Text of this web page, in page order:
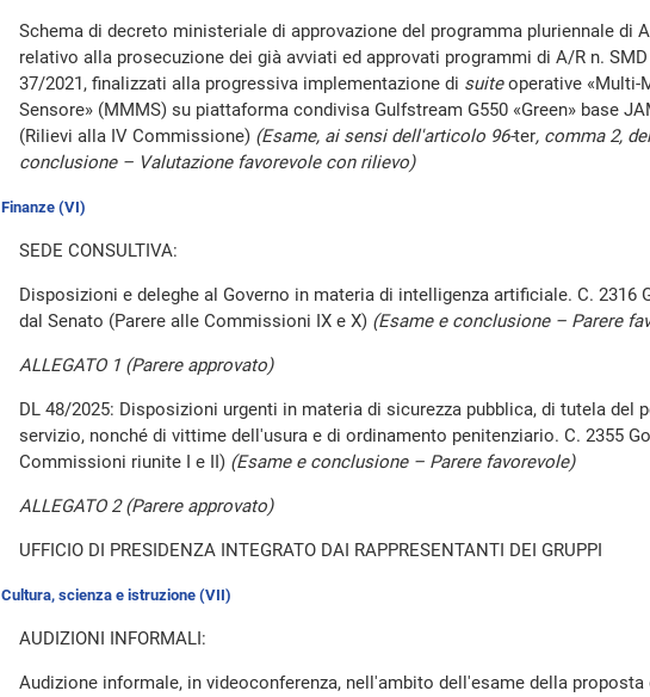
Schema di decreto ministeriale di approvazione del programma pluriennale di
relativo alla prosecuzione dei già avviati ed approvati programmi di A/R n.
37/2021, finalizzati alla progressiva implementazione di suiteoperative «Multi-
Sensore» (MMMS) su piattaforma condivisa Gulfstream G550 «Green» base
(Rilievi alla IV Commissione) (Esame, ai sensi dell'articolo 96-ter, comma 2,
conclusione – Valutazione favorevole con rilievo)
Finanze (VI)
SEDE CONSULTIVA:
Disposizioni e deleghe al Governo in materia di intelligenza artificiale. C. 2316
dal Senato (Parere alle Commissioni IX e X) (Esame e conclusione – Parere
ALLEGATO 1 (Parere approvato)
DL 48/2025: Disposizioni urgenti in materia di sicurezza pubblica, di tutela del
servizio, nonché di vittime dell'usura e di ordinamento penitenziario. C. 2355
Commissioni riunite I e II) (Esame e conclusione – Parere favorevole)
ALLEGATO 2 (Parere approvato)
UFFICIO DI PRESIDENZA INTEGRATO DAI RAPPRESENTANTI DEI GRUPPI
Cultura, scienza e istruzione (VII)
AUDIZIONI INFORMALI:
Audizione informale, in videoconferenza, nell'ambito dell'esame della proposta